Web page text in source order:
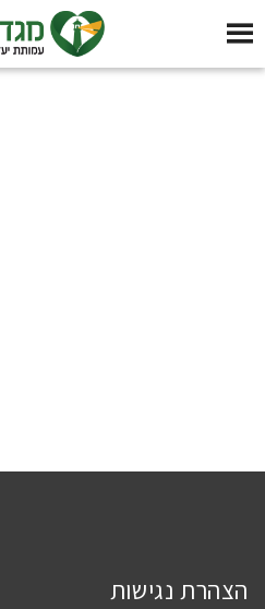
הצהרת נגישות